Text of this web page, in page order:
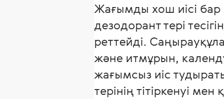
Жағымды хош иісі бар
дезодорант тері
реттейді.
және итмұрын,
жағымсыз иіс
терінің тітіркенуі